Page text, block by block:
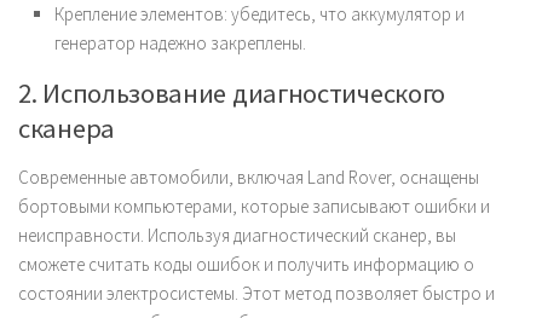
Крепление элементов: убедитесь, что аккумулятор и
генератор надежно закреплены.
2. Использование диагностического
сканера
Современные автомобили, включая Land Rover, оснащены
бортовыми компьютерами, которые записывают ошибки и
неисправности. Используя диагностический сканер, вы
сможете считать коды ошибок и получить информацию о
состоянии электросистемы. Этот метод позволяет быстро и